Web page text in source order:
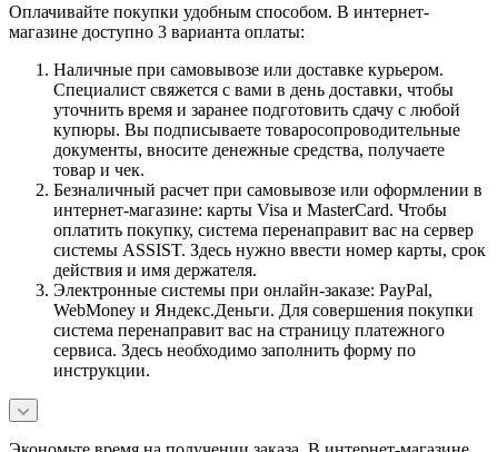
Оплачивайте покупки удобным способом. В интернет-
магазине доступно 3 варианта оплаты:
Наличные при самовывозе или доставке курьером.
Специалист свяжется с вами в день доставки, чтобы
уточнить время и заранее подготовить сдачу с любой
купюры. Вы подписываете товаросопроводительные
документы, вносите денежные средства, получаете
товар и чек.
Безналичный расчет при самовывозе или оформлении в
интернет-магазине: карты Visa и MasterCard. Чтобы
оплатить покупку, система перенаправит вас на сервер
системы ASSIST. Здесь нужно ввести номер карты, срок
действия и имя держателя.
Электронные системы при онлайн-заказе: PayPal,
WebMoney и Яндекс.Деньги. Для совершения покупки
система перенаправит вас на страницу платежного
сервиса. Здесь необходимо заполнить форму по
инструкции.